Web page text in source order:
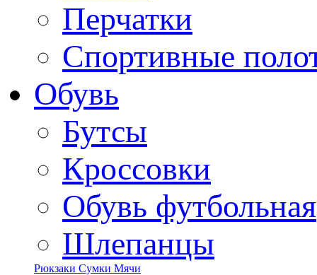
Перчатки
Спортивные
Обувь
Бутсы
Кроссовки
Обувь футбольная
Шлепанцы
Рюкзаки Сумки Мячи